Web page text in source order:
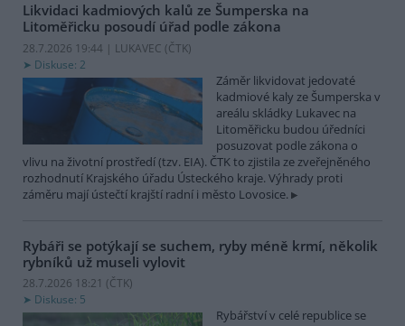
Likvidaci kadmiových kalů ze Šumperska na
Litoměřicku posoudí úřad podle zákona
28.7.2026 19:44 | LUKAVEC (ČTK)
Diskuse: 2
Záměr likvidovat jedovaté
kadmiové kaly ze Šumperska v
areálu skládky Lukavec na
Litoměřicku budou úředníci
posuzovat podle zákona o
vlivu na životní prostředí (tzv. EIA). ČTK to zjistila ze zveřejněného
rozhodnutí Krajského úřadu Ústeckého kraje. Výhrady proti
záměru mají ústečtí krajští radní i město Lovosice.
Rybáři se potýkají se suchem, ryby méně krmí, několik
rybníků už museli vylovit
28.7.2026 18:21 (ČTK)
Diskuse: 5
Rybářství v celé republice se